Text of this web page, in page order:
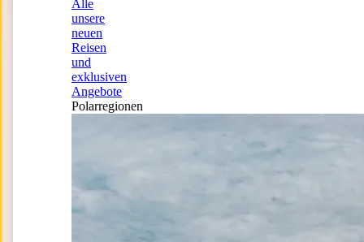
Alle
unsere
neuen
Reisen
und
exklusiven
Angebote
Polarregionen